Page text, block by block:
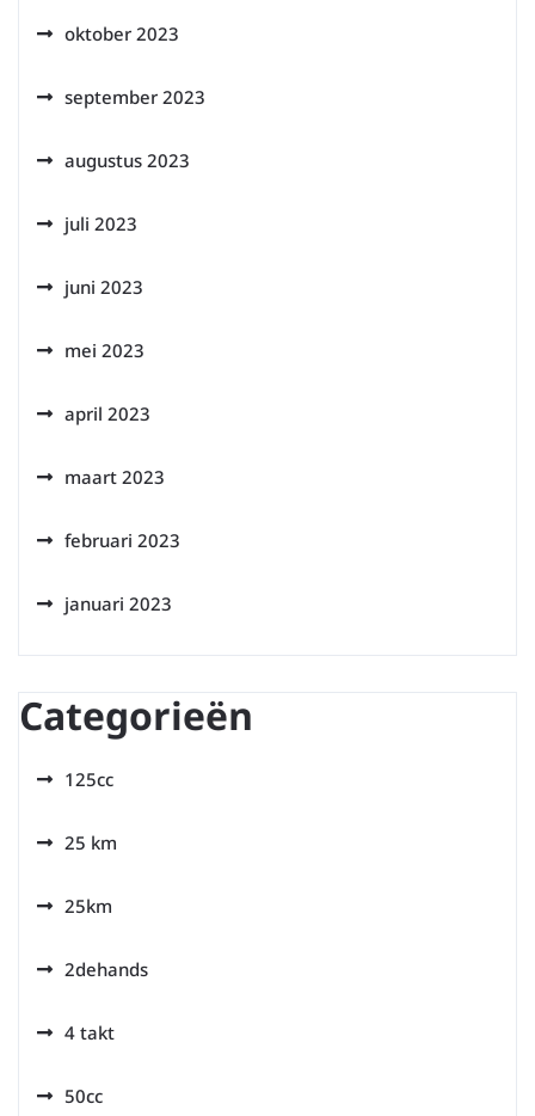
oktober 2023
september 2023
augustus 2023
juli 2023
juni 2023
mei 2023
april 2023
maart 2023
februari 2023
januari 2023
Categorieën
125cc
25 km
25km
2dehands
4 takt
50cc